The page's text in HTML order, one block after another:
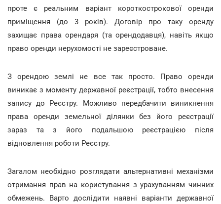
проте є реальним варіант короткострокової оренди
приміщення (до 3 років). Договір про таку оренду
захищає права орендаря (та орендодавця), навіть якщо
право оренди нерухомості не зареєстроване.
З орендою землі не все так просто. Право оренди
виникає з моменту державної реєстрації, тобто внесення
запису до Реєстру. Можливо передбачити виникнення
права оренди земельної ділянки без його реєстрації
зараз та з його подальшою реєстрацією після
відновлення роботи Реєстру.
Загалом необхідно розглядати альтернативні механізми
отримання прав на користування з урахуванням чинних
обмежень. Варто дослідити наявні варіанти державної